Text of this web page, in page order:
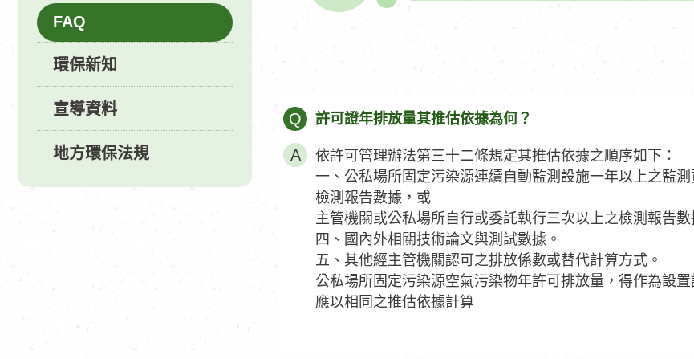
FAQ
環保新知
宣導資料
地方環保法規
Q 許可證年排放量其推估依據為何？
依許可管理辦法第三十二條規定其推估依據之順序如下：
一、公私場所固定污染源連續自動監測設施一年以上之監
檢測報告數據，或
主管機關或公私場所自行或委託執行三次以上之檢測報告
四、國內外相關技術論文與測試數據。
五、其他經主管機關認可之排放係數或替代計算方式。
公私場所固定污染源空氣污染物年許可排放量，得作為設
應以相同之推估依據計算